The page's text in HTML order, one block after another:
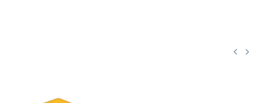
keyboard_arrow_left keyboard_arrow_right